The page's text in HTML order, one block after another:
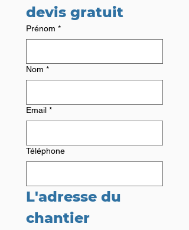
devis gratuit
Prénom *
Nom *
Email *
Téléphone
L'adresse du
chantier